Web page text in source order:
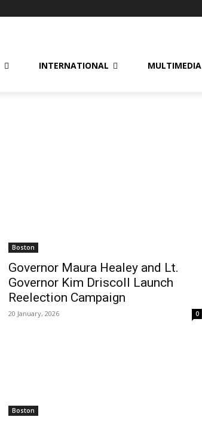
INTERNATIONAL MULTIMEDIA
Boston
Governor Maura Healey and Lt.
Governor Kim Driscoll Launch
Reelection Campaign
20 January, 2026 0
Boston